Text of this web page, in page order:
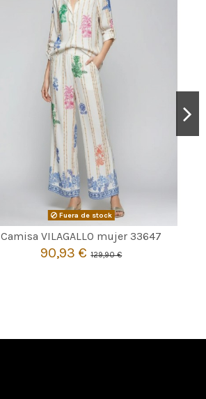
Fuera de stock
Camisa VILAGALLO mujer 33647
90,93 €129,90 €
 Agotado